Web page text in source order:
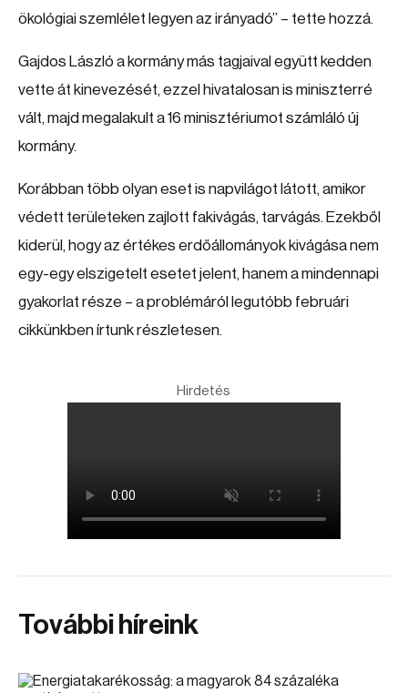
ökológiai szemlélet legyen az irányadó” – tette hozzá.
Gajdos László a kormány más tagjaival együtt kedden
vette át kinevezését, ezzel hivatalosan is miniszterré
vált, majd megalakult a 16 minisztériumot számláló új
kormány.
Korábban több olyan eset is napvilágot látott, amikor
védett területeken zajlott fakivágás, tarvágás. Ezekből
kiderül, hogy az értékes erdőállományok kivágása nem
egy-egy elszigetelt esetet jelent, hanem a mindennapi
gyakorlat része – a problémáról legutóbb februári
cikkünkben írtunk részletesen.
Hirdetés
További híreink